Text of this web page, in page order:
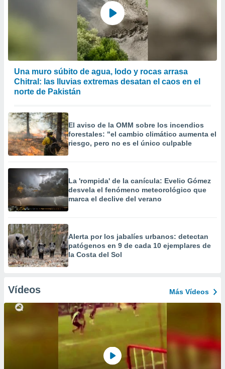
Una muro súbito de agua, lodo y rocas arrasa
Chitral: las lluvias extremas desatan el caos en el
norte de Pakistán
El aviso de la OMM sobre los incendios
forestales: "el cambio climático aumenta el
riesgo, pero no es el único culpable
La 'rompida' de la canícula: Evelio Gómez
desvela el fenómeno meteorológico que
marca el declive del verano
Alerta por los jabalíes urbanos: detectan
patógenos en 9 de cada 10 ejemplares de
la Costa del Sol
Vídeos Más Vídeos